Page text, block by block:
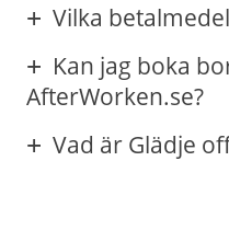
Vilka
Kan jag boka
AfterWorken.se?
Vad är Glädje